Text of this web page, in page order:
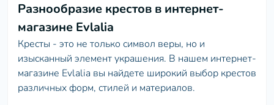
Разнообразие крестов в интернет-
магазине Evlalia
Кресты - это не только символ веры, но и
изысканный элемент украшения. В нашем интернет-
магазине Evlalia вы найдете широкий выбор крестов
различных форм, стилей и материалов.